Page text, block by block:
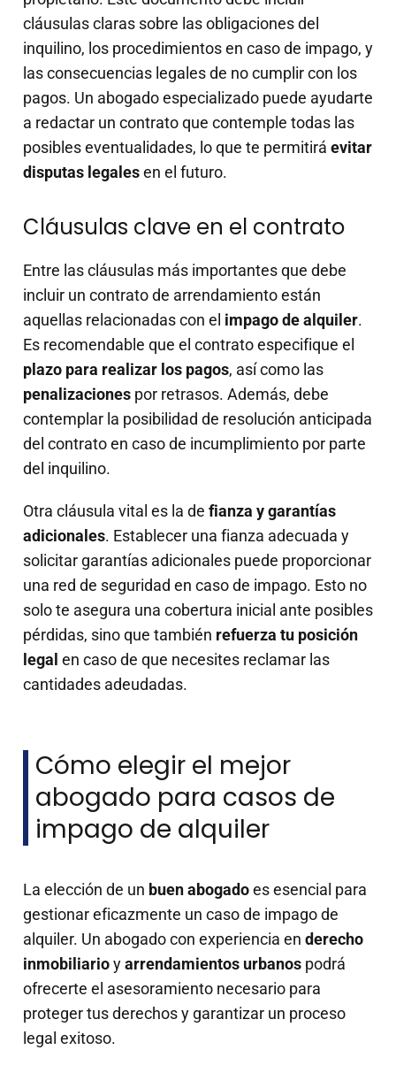
cláusulas claras sobre las obligaciones del
inquilino, los procedimientos en caso de impago, y
las consecuencias legales de no cumplir con los
pagos. Un abogado especializado puede ayudarte
a redactar un contrato que contemple todas las
posibles eventualidades, lo que te permitirá evitar
disputas legalesen el futuro.
Cláusulas clave en el contrato
Entre las cláusulas más importantes que debe
incluir un contrato de arrendamiento están
aquellas relacionadas con el impago de alquiler.
Es recomendable que el contrato especifique el
plazo para realizar los pagos, así como las
penalizaciones por retrasos. Además, debe
contemplar la posibilidad de resolución anticipada
del contrato en caso de incumplimiento por parte
del inquilino.
Otra cláusula vital es la de fianza y garantías
adicionales. Establecer una fianza adecuada y
solicitar garantías adicionales puede proporcionar
una red de seguridad en caso de impago. Esto no
solo te asegura una cobertura inicial ante posibles
pérdidas, sino que también refuerza tu posición
legal en caso de que necesites reclamar las
cantidades adeudadas.
Cómo elegir el mejor
abogado para casos de
impago de alquiler
La elección de un buen abogadoes esencial para
gestionar eficazmente un caso de impago de
alquiler. Un abogado con experiencia en derecho
inmobiliarioyarrendamientos urbanos podrá
ofrecerte el asesoramiento necesario para
proteger tus derechos y garantizar un proceso
legal exitoso.